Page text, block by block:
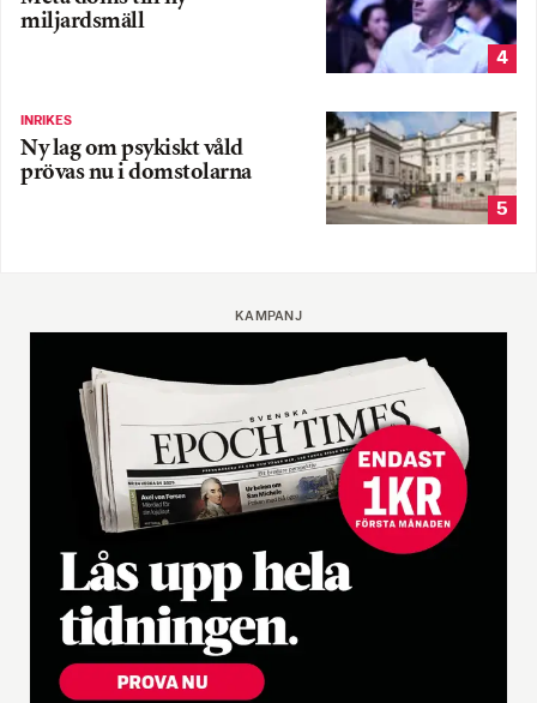
miljardsmäll
4
INRIKES
Ny lag om psykiskt våld
prövas nu i domstolarna
5
KAMPANJ